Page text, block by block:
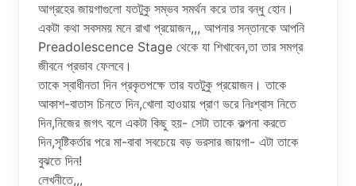
আগ্রহের জায়গাগুলো যতটুকু সম্ভব সমর্থন করে তার বন্ধু হোন।
একটা কথা সবসময় মনে রাখা প্রয়োজন,,, আপনার সন্তানকে আপনি
Preadolescence Stage থেকে যা শিখাবেন,তা তার সমগ্র
জীবনে প্রভাব ফেলবে।
তাকে স্বাধীনতা দিন প্রকৃতপক্ষে তার যতটুকু প্রয়োজন। তাকে
আকাশ-বাতাস চিনতে দিন,খোলা হাওয়ায় প্রাণ ভরে নিঃশ্বাস নিতে
দিন,নিজের জগৎ বলে একটা কিছু হয়- সেটা তাকে কল্পনা করতে
দিন,সৃষ্টিকর্তার পরে মা-বাবা সবচেয়ে বড় ভরসার জায়গা- এটা তাকে
বুঝতে দিন!
লেখনীতে,,,